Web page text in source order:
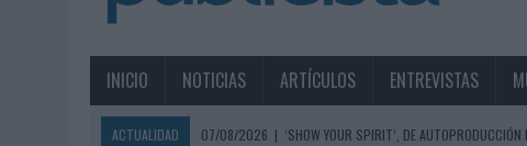
INICIO NOTICIAS ARTÍCULOS ENTREVISTAS
ACTUALIDAD 07/08/2026 | ‘SHOW YOUR SPIRIT’, DE